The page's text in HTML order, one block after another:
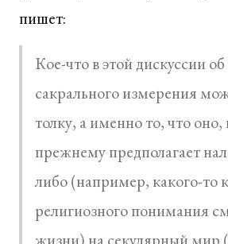
пишет:
Кое-что в этой дискуссии
сакрального измерения
толку, а именно то, что
прежнему предполагает
либо (например, какого-то
религиозного понимания
жизни) на секулярный мир